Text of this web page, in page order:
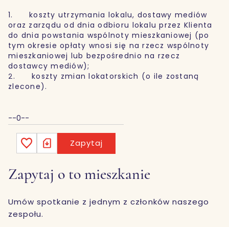
1. koszty utrzymania lokalu, dostawy mediów
oraz zarządu od dnia odbioru lokalu przez Klienta
do dnia powstania wspólnoty mieszkaniowej (po
tym okresie opłaty wnosi się na rzecz wspólnoty
mieszkaniowej lub bezpośrednio na rzecz
dostawcy mediów);
2. koszty zmian lokatorskich (o ile zostaną
zlecone).
--0--
Zapytaj
Zapytaj o to mieszkanie
Umów spotkanie z jednym z członków naszego
zespołu.